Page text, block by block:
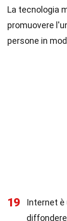
La tecnologia
promuovere
persone in
19
Internet